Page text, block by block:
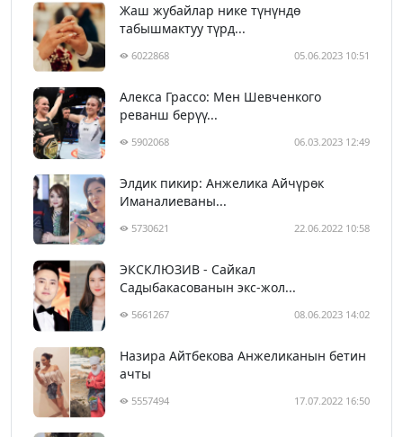
Жаш жубайлар нике түнүндө
табышмактуу түрд...
6022868 05.06.2023 10:51
Алекса Грассо: Мен Шевченкого
реванш берүү...
5902068 06.03.2023 12:49
Элдик пикир: Анжелика Айчүрөк
Иманалиеваны...
5730621 22.06.2022 10:58
ЭКСКЛЮЗИВ - Сайкал
Садыбакасованын экс-жол...
5661267 08.06.2023 14:02
Назира Айтбекова Анжеликанын бетин
ачты
5557494 17.07.2022 16:50